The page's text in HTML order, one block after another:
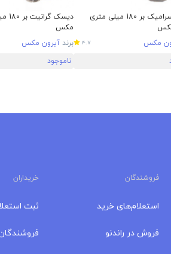
دیسک سرامیک بر 180 میلی متری
مکس 4.7
مکس
برند آیرون مکس
ناموجود
فروشندگان خریداران
استعلام‌های خرید
فروش در راندنو
ثبت